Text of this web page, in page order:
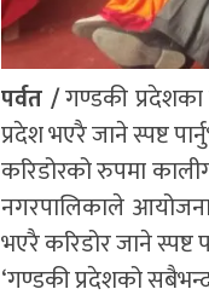
पर्वत /गण्डकी प्रदेशका
प्रदेश भएरै जाने स्पष्ट
करिडोरको रुपमा
नगरपालिकाले
भएरै करिडोर जाने स्पष्ट
‘गण्डकी प्रदेशको